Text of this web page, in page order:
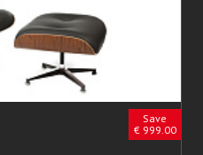
Save
€ 999.00